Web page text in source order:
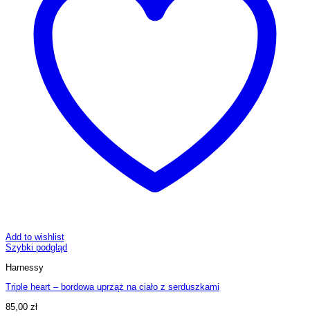
Add to wishlist
Szybki podgląd
Harnessy
Triple heart – bordowa uprząż na ciało z serduszkami
85,00 zł